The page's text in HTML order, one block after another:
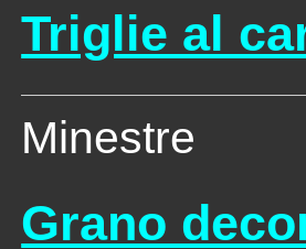
Triglie al
Minestre
Grano